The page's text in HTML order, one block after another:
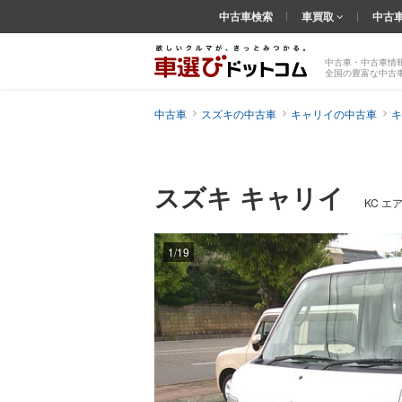
中古車・中古車情
全国の豊富な中古
中古車検索 車買取 中古
中古車 スズキの中古車 キャリイの中古車
スズキ キャリイ KC エ
1/19
前の
画像